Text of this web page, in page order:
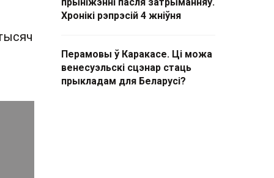
Хронікі рэпрэсій 4 жніўня
Перамовы ў Каракасе. Ці можа
венесуэльскі сцэнар стаць
прыкладам для Беларусі?